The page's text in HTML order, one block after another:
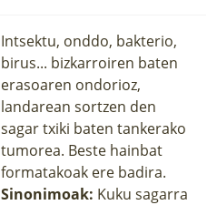
Intsektu, onddo, bakterio,
birus... bizkarroiren baten
erasoaren ondorioz,
landarean sortzen den
sagar txiki baten tankerako
tumorea. Beste hainbat
formatakoak ere badira.
Sinonimoak: Kuku sagarra